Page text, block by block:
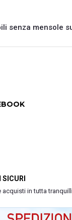
senza mensole
acquisti in tutta